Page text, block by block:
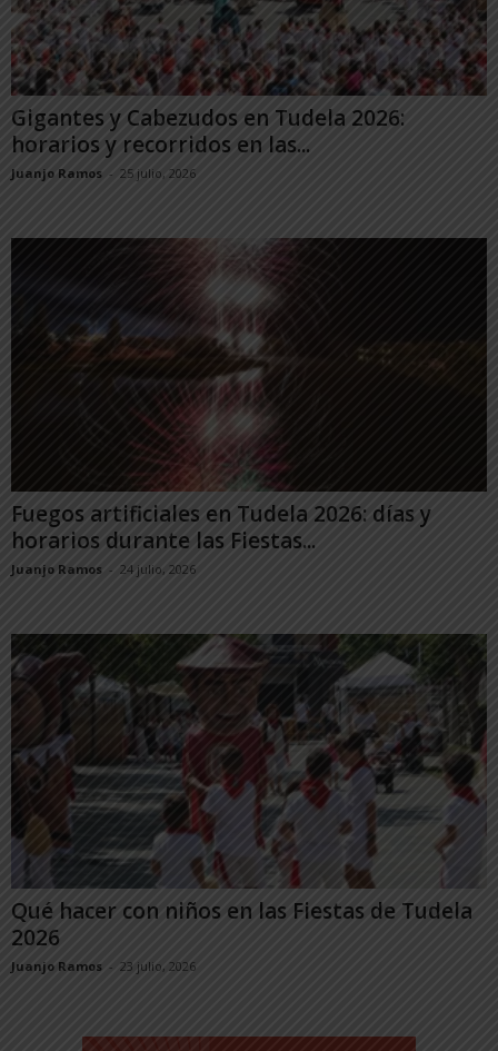
Gigantes y Cabezudos en Tudela 2026:
horarios y recorridos en las...
Juanjo Ramos - 25 julio, 2026
Fuegos artificiales en Tudela 2026: días y
horarios durante las Fiestas...
Juanjo Ramos - 24 julio, 2026
Qué hacer con niños en las Fiestas de Tudela
2026
Juanjo Ramos - 23 julio, 2026